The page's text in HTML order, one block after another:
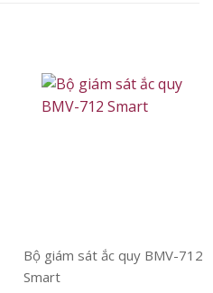
Bộ giám sát ắc quy BMV-712
Smart